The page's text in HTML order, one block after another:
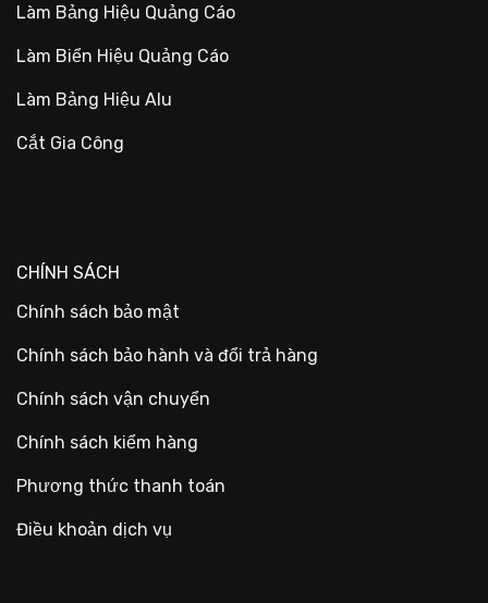
Làm Bảng Hiệu Quảng Cáo
Làm Biển Hiệu Quảng Cáo
Làm Bảng Hiệu Alu
Cắt Gia Công
CHÍNH SÁCH
Chính sách bảo mật
Chính sách bảo hành và đổi trả hàng
Chính sách vận chuyển
Chính sách kiểm hàng
Phương thức thanh toán
Điều khoản dịch vụ